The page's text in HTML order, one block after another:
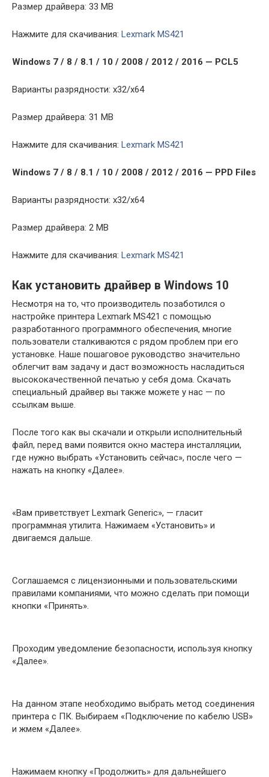
Размер драйвера: 33 MB
Нажмите для скачивания: Lexmark MS421
Windows 7 / 8 / 8.1 / 10 / 2008 / 2012 / 2016 — PCL5
Варианты разрядности: x32/x64
Размер драйвера: 31 MB
Нажмите для скачивания: Lexmark MS421
Windows 7 / 8 / 8.1 / 10 / 2008 / 2012 / 2016 — PPD Files
Варианты разрядности: x32/x64
Размер драйвера: 2 MB
Нажмите для скачивания: Lexmark MS421
Как установить драйвер в Windows 10
Несмотря на то, что производитель позаботился о
настройке принтера Lexmark MS421 с помощью
разработанного программного обеспечения, многие
пользователи сталкиваются с рядом проблем при его
установке. Наше пошаговое руководство значительно
облегчит вам задачу и даст возможность насладиться
высококачественной печатью у себя дома. Скачать
специальный драйвер вы также можете у нас — по
ссылкам выше.
После того как вы скачали и открыли исполнительный
файл, перед вами появится окно мастера инсталляции,
где нужно выбрать «Установить сейчас», после чего —
нажать на кнопку «Далее».
«Вам приветствует Lexmark Generic», — гласит
программная утилита. Нажимаем «Установить» и
двигаемся дальше.
Соглашаемся с лицензионными и пользовательскими
правилами компаниями, что можно сделать при помощи
кнопки «Принять».
Проходим уведомление безопасности, используя кнопку
«Далее».
На данном этапе необходимо выбрать метод соединения
принтера с ПК. Выбираем «Подключение по кабелю USB»
и жмем «Далее».
Нажимаем кнопку «Продолжить» для дальнейшего